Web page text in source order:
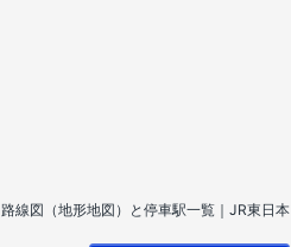
路線図（地形地図）と停車駅一覧｜JR東日本